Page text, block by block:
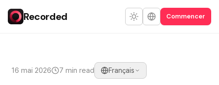
Recorded Commencer
16 mai 2026 7 min read Français